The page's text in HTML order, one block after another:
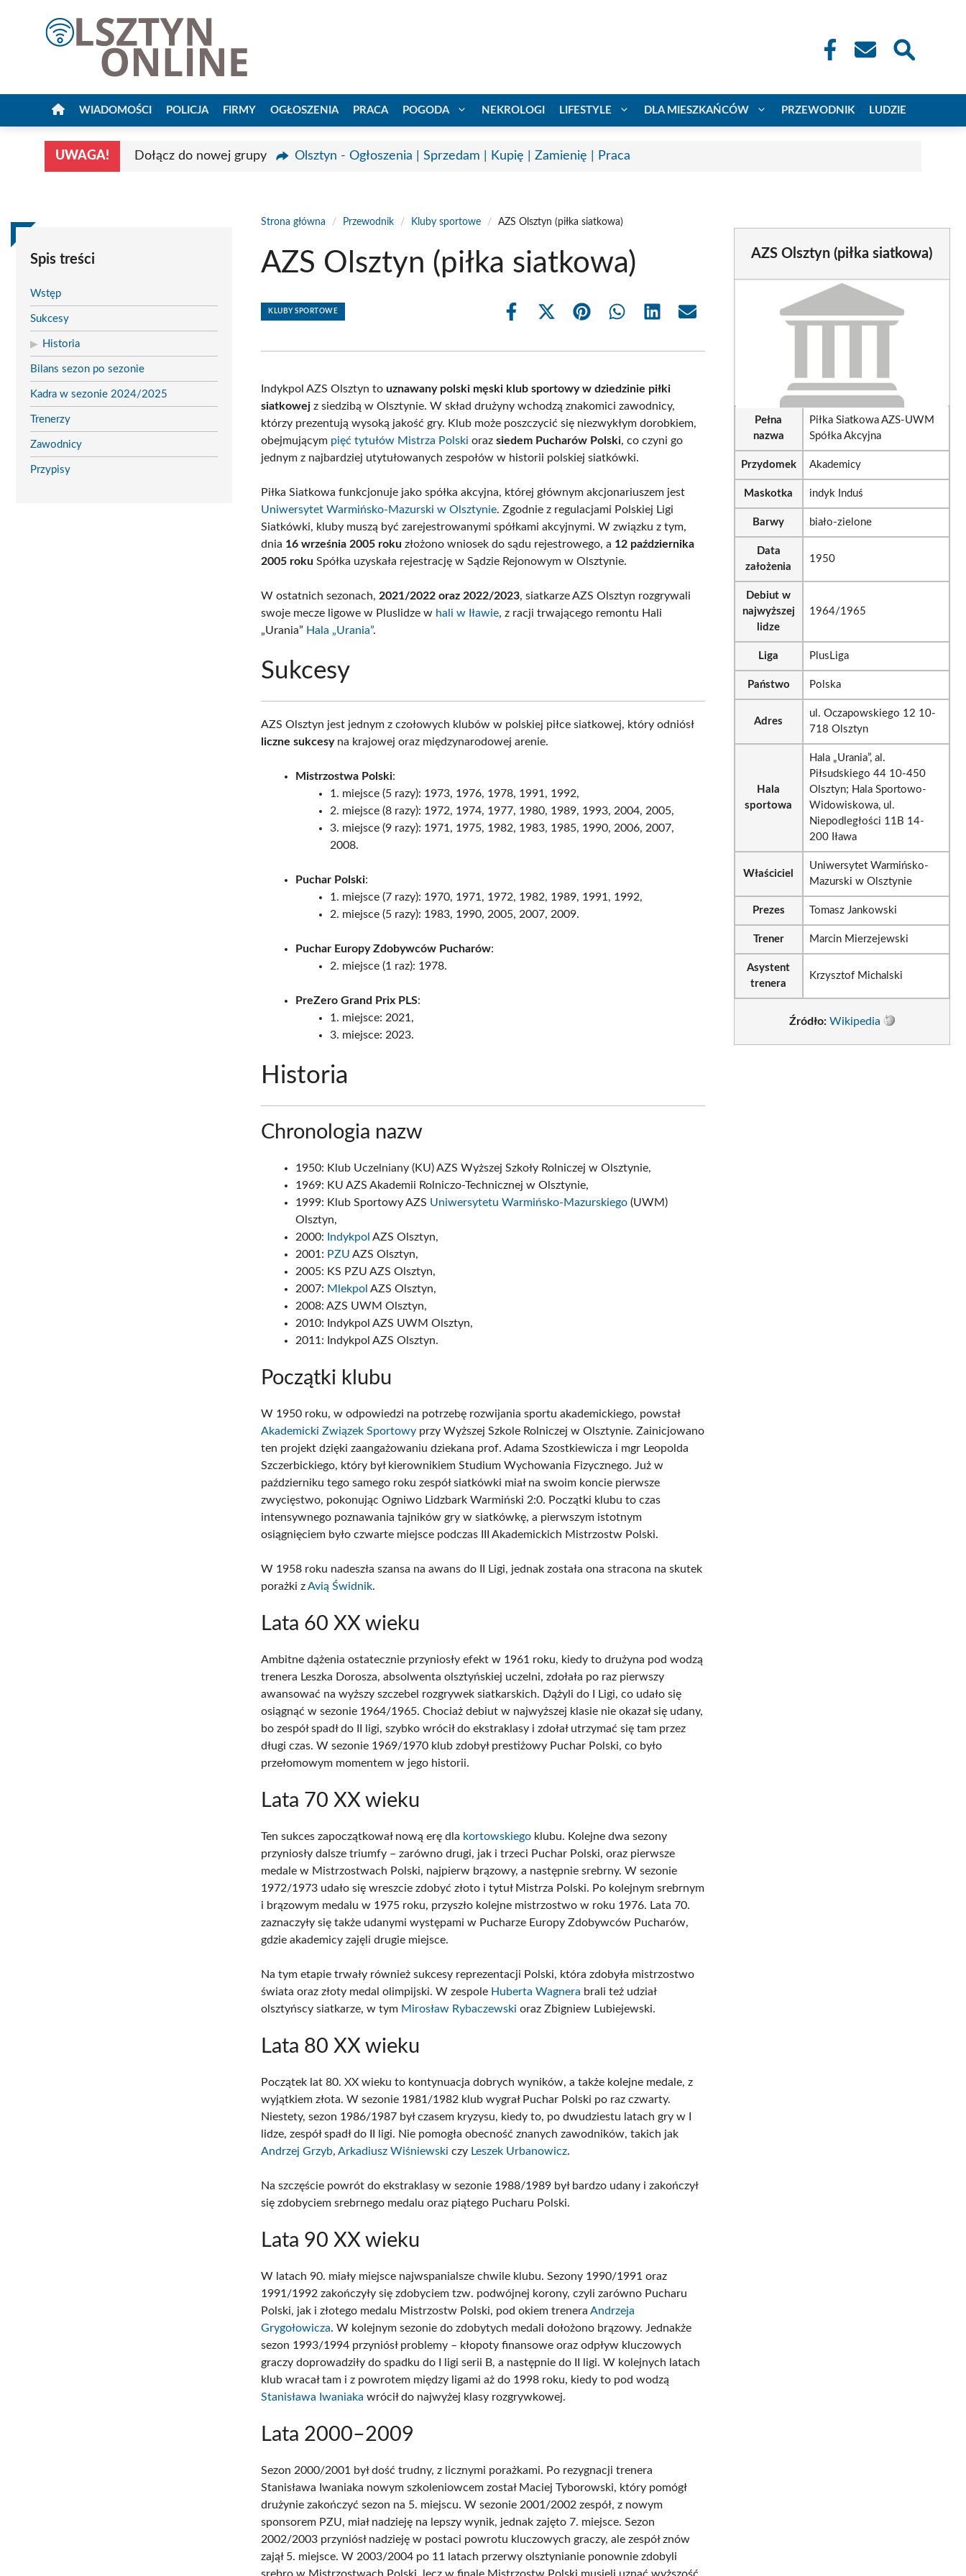
WIADOMOŚCI POLICJA FIRMY OGŁOSZENIA PRACA POGODA NEKROLOGI LIFESTYLE DLA MIESZKAŃCÓW PRZEWODNIK LUDZIE
UWAGA! Dołącz do nowej grupy Olsztyn - Ogłoszenia | Sprzedam | Kupię | Zamienię | Praca
Spis treści
Wstęp
Sukcesy
Historia
Bilans sezon po sezonie
Kadra w sezonie 2024/2025
Trenerzy
Zawodnicy
Przypisy
Strona główna / Przewodnik / Kluby sportowe / AZS Olsztyn (piłka siatkowa)
AZS Olsztyn (piłka siatkowa)
KLUBY SPORTOWE
Share
Share
(Twitter)
Share Share Share Share
Indykpol AZS Olsztyn touznawany polski męski klub sportowy w dziedzinie piłki
siatkowej z siedzibą w Olsztynie. W skład drużyny wchodzą znakomici zawodnicy,
którzy prezentują wysoką jakość gry. Klub może poszczycić się niezwykłym dorobkiem,
obejmującym pięć tytułów Mistrza Polski orazsiedem Pucharów Polski, co czyni go
jednym z najbardziej utytułowanych zespołów w historii polskiej siatkówki.
Piłka Siatkowa funkcjonuje jako spółka akcyjna, której głównym akcjonariuszem jest
Uniwersytet Warmińsko-Mazurski w Olsztynie. Zgodnie z regulacjami Polskiej Ligi
Siatkówki, kluby muszą być zarejestrowanymi spółkami akcyjnymi. W związku z tym,
dnia 16 września 2005 roku złożono wniosek do sądu rejestrowego, a 12 października
2005 roku Spółka uzyskała rejestrację w Sądzie Rejonowym w Olsztynie.
W ostatnich sezonach, 2021/2022 oraz 2022/2023, siatkarze AZS Olsztyn rozgrywali
swoje mecze ligowe w Pluslidze w hali w Iławie, z racji trwającego remontu Hali
„Urania” Hala „Urania”.
Sukcesy
AZS Olsztyn jest jednym z czołowych klubów w polskiej piłce siatkowej, który odniósł
liczne sukcesyna krajowej oraz międzynarodowej arenie.
Mistrzostwa Polski:
1. miejsce (5 razy): 1973, 1976, 1978, 1991, 1992,
2. miejsce (8 razy): 1972, 1974, 1977, 1980, 1989, 1993, 2004, 2005,
3. miejsce (9 razy): 1971, 1975, 1982, 1983, 1985, 1990, 2006, 2007,
2008.
Puchar Polski:
1. miejsce (7 razy): 1970, 1971, 1972, 1982, 1989, 1991, 1992,
2. miejsce (5 razy): 1983, 1990, 2005, 2007, 2009.
Puchar Europy Zdobywców Pucharów:
2. miejsce (1 raz): 1978.
PreZero Grand Prix PLS:
1. miejsce: 2021,
3. miejsce: 2023.
Historia
Chronologia nazw
1950: Klub Uczelniany (KU) AZS Wyższej Szkoły Rolniczej w Olsztynie,
1969: KU AZS Akademii Rolniczo-Technicznej w Olsztynie,
1999: Klub Sportowy AZS Uniwersytetu Warmińsko-Mazurskiego (UWM)
Olsztyn,
2000:
Indykpol AZS Olsztyn,
2001: PZU AZS Olsztyn,
2005: KS PZU AZS Olsztyn,
2007: Mlekpol AZS Olsztyn,
2008: AZS UWM Olsztyn,
2010: Indykpol AZS UWM Olsztyn,
2011: Indykpol AZS Olsztyn.
Początki klubu
W 1950 roku, w odpowiedzi na potrzebę rozwijania sportu akademickiego, powstał
Akademicki Związek Sportowy przy Wyższej Szkole Rolniczej w Olsztynie. Zainicjowano
ten projekt dzięki zaangażowaniu dziekana prof. Adama Szostkiewicza i mgr Leopolda
Szczerbickiego, który był kierownikiem Studium Wychowania Fizycznego. Już w
październiku tego samego roku zespół siatkówki miał na swoim koncie pierwsze
zwycięstwo, pokonując Ogniwo Lidzbark Warmiński 2:0. Początki klubu to czas
intensywnego poznawania tajników gry w siatkówkę, a pierwszym istotnym
osiągnięciem było czwarte miejsce podczas III Akademickich Mistrzostw Polski.
W 1958 roku nadeszła szansa na awans do II Ligi, jednak została ona stracona na skutek
porażki zAvią Świdnik.
Lata 60 XX wieku
Ambitne dążenia ostatecznie przyniosły efekt w 1961 roku, kiedy to drużyna pod wodzą
trenera Leszka Dorosza, absolwenta olsztyńskiej uczelni, zdołała po raz pierwszy
awansować na wyższy szczebel rozgrywek siatkarskich. Dążyli do I Ligi, co udało się
osiągnąć w sezonie 1964/1965. Chociaż debiut w najwyższej klasie nie okazał się udany,
bo zespół spadł do II ligi, szybko wrócił do ekstraklasy i zdołał utrzymać się tam przez
długi czas. W sezonie 1969/1970 klub zdobył prestiżowy Puchar Polski, co było
przełomowym momentem w jego historii.
Lata 70 XX wieku
Ten sukces zapoczątkował nową erę dla kortowskiego klubu. Kolejne dwa sezony
przyniosły dalsze triumfy – zarówno drugi, jak i trzeci Puchar Polski, oraz pierwsze
medale w Mistrzostwach Polski, najpierw brązowy, a następnie srebrny. W sezonie
1972/1973 udało się wreszcie zdobyć złoto i tytuł Mistrza Polski. Po kolejnym srebrnym
i brązowym medalu w 1975 roku, przyszło kolejne mistrzostwo w roku 1976. Lata 70.
zaznaczyły się także udanymi występami w Pucharze Europy Zdobywców Pucharów,
gdzie akademicy zajęli drugie miejsce.
Na tym etapie trwały również sukcesy reprezentacji Polski, która zdobyła mistrzostwo
świata oraz złoty medal olimpijski. W zespole Huberta Wagnera brali też udział
olsztyńscy siatkarze, w tym Mirosław Rybaczewski oraz Zbigniew Lubiejewski.
Lata 80 XX wieku
Początek lat 80. XX wieku to kontynuacja dobrych wyników, a także kolejne medale, z
wyjątkiem złota. W sezonie 1981/1982 klub wygrał Puchar Polski po raz czwarty.
Niestety, sezon 1986/1987 był czasem kryzysu, kiedy to, po dwudziestu latach gry w I
lidze, zespół spadł do II ligi. Nie pomogła obecność znanych zawodników, takich jak
Andrzej Grzyb,Arkadiusz Wiśniewski czy Leszek Urbanowicz.
Na szczęście powrót do ekstraklasy w sezonie 1988/1989 był bardzo udany i zakończył
się zdobyciem srebrnego medalu oraz piątego Pucharu Polski.
Lata 90 XX wieku
W latach 90. miały miejsce najwspanialsze chwile klubu. Sezony 1990/1991 oraz
1991/1992 zakończyły się zdobyciem tzw. podwójnej korony, czyli zarówno Pucharu
Polski, jak i złotego medalu Mistrzostw Polski, pod okiem treneraAndrzeja
Grygołowicza. W kolejnym sezonie do zdobytych medali dołożono brązowy. Jednakże
sezon 1993/1994 przyniósł problemy – kłopoty finansowe oraz odpływ kluczowych
graczy doprowadziły do spadku do I ligi serii B, a następnie do II ligi. W kolejnych latach
klub wracał tam i z powrotem między ligami aż do 1998 roku, kiedy to pod wodzą
Stanisława Iwaniaka wrócił do najwyżej klasy rozgrywkowej.
Lata 2000–2009
Sezon 2000/2001 był dość trudny, z licznymi porażkami. Po rezygnacji trenera
Stanisława Iwaniaka nowym szkoleniowcem został Maciej Tyborowski, który pomógł
drużynie zakończyć sezon na 5. miejscu. W sezonie 2001/2002 zespół, z nowym
sponsorem PZU, miał nadzieję na lepszy wynik, jednak zajęto 7. miejsce. Sezon
2002/2003 przyniósł nadzieję w postaci powrotu kluczowych graczy, ale zespół znów
zajął 5. miejsce. W 2003/2004 po 11 latach przerwy olsztynianie ponownie zdobyli
srebro w Mistrzostwach Polski, lecz w finale Mistrzostw Polski musieli uznać wyższość
AZS Olsztyn (piłka siatkowa)
Pełna
nazwa
Piłka Siatkowa AZS-UWM
Spółka Akcyjna
Przydomek Akademicy
Maskotka indyk Induś
Barwy biało-zielone
Data
założenia
1950
Debiut w
najwyższej
lidze
1964/1965
Liga PlusLiga
Państwo Polska
Adres
ul. Oczapowskiego 12 10-
718 Olsztyn
Hala
sportowa
Hala „Urania”, al.
Piłsudskiego 44 10-450
Olsztyn; Hala Sportowo-
Widowiskowa, ul.
Niepodległości 11B 14-
200 Iława
Właściciel
Uniwersytet Warmińsko-
Mazurski w Olsztynie
Prezes Tomasz Jankowski
Trener Marcin Mierzejewski
Asystent
trenera
Krzysztof Michalski
Źródło: Wikipedia